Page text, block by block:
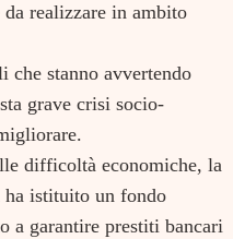
realizzare in ambito
stanno avvertendo
grave crisi socio-
difficoltà economiche, la
ha istituito un fondo
a garantire prestiti bancari